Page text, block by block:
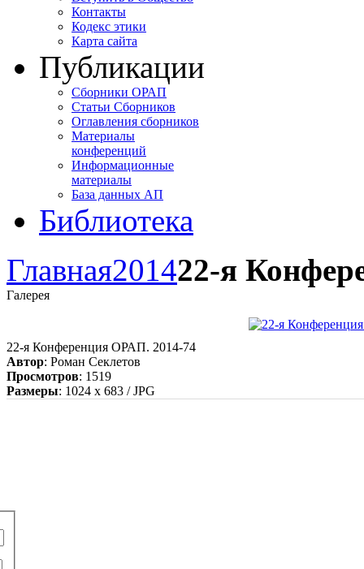
Контакты
Кодекс этики
Карта сайта
Публикации
Сборники ОРАП
Статьи Сборников
Оглавления сборников
Материалы
конференций
Информационные
материалы
База данных АП
Библиотека
Главная201422-я
Галерея
22-я Конференция ОРАП. 2014-74
Автор: Роман Секлетов
Просмотров: 1519
Размеры: 1024 x 683 / JPG